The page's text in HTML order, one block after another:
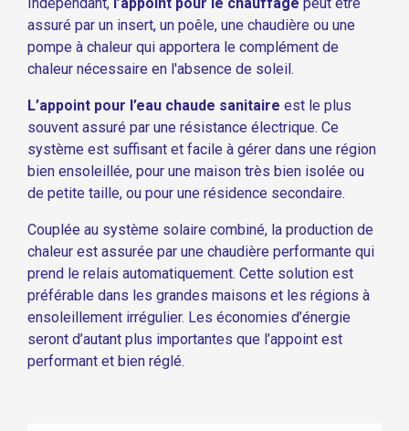
assuré par un insert, un poêle, une chaudière ou une
pompe à chaleur qui apportera le complément de
chaleur nécessaire en l'absence de soleil.
L’appoint pour l’eau chaude sanitaire est le plus
souvent assuré par une résistance électrique. Ce
système est suffisant et facile à gérer dans une région
bien ensoleillée, pour une maison très bien isolée ou
de petite taille, ou pour une résidence secondaire.
Couplée au système solaire combiné, la production de
chaleur est assurée par une chaudière performante qui
prend le relais automatiquement. Cette solution est
préférable dans les grandes maisons et les régions à
ensoleillement irrégulier. Les économies d’énergie
seront d’autant plus importantes que l’appoint est
performant et bien réglé.